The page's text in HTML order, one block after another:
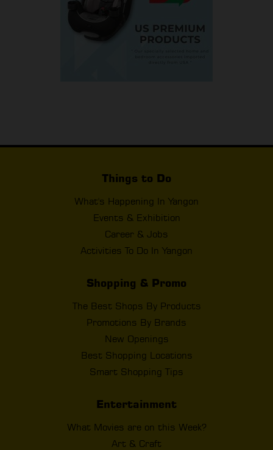
Things to Do
What's Happening In Yangon
Events & Exhibition
Career & Jobs
Activities To Do In Yangon
Shopping & Promo
The Best Shops By Products
Promotions By Brands
New Openings
Best Shopping Locations
Smart Shopping Tips
Entertainment
What Movies are on this Week?
Art & Craft